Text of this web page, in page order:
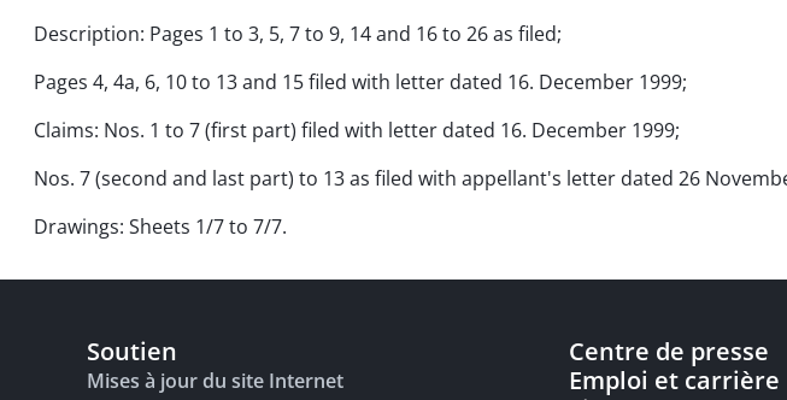
Description: Pages 1 to 3, 5, 7 to 9, 14 and 16 to 26 as filed;
Pages 4, 4a, 6, 10 to 13 and 15 filed with letter dated 16. December 1999;
Claims: Nos. 1 to 7 (first part) filed with letter dated 16. December 1999;
Nos. 7 (second and last part) to 13 as filed with appellant's letter dated 26
Drawings: Sheets 1/7 to 7/7.
Soutien
Mises à jour du site Internet
Centre de presse
Emploi et carrière